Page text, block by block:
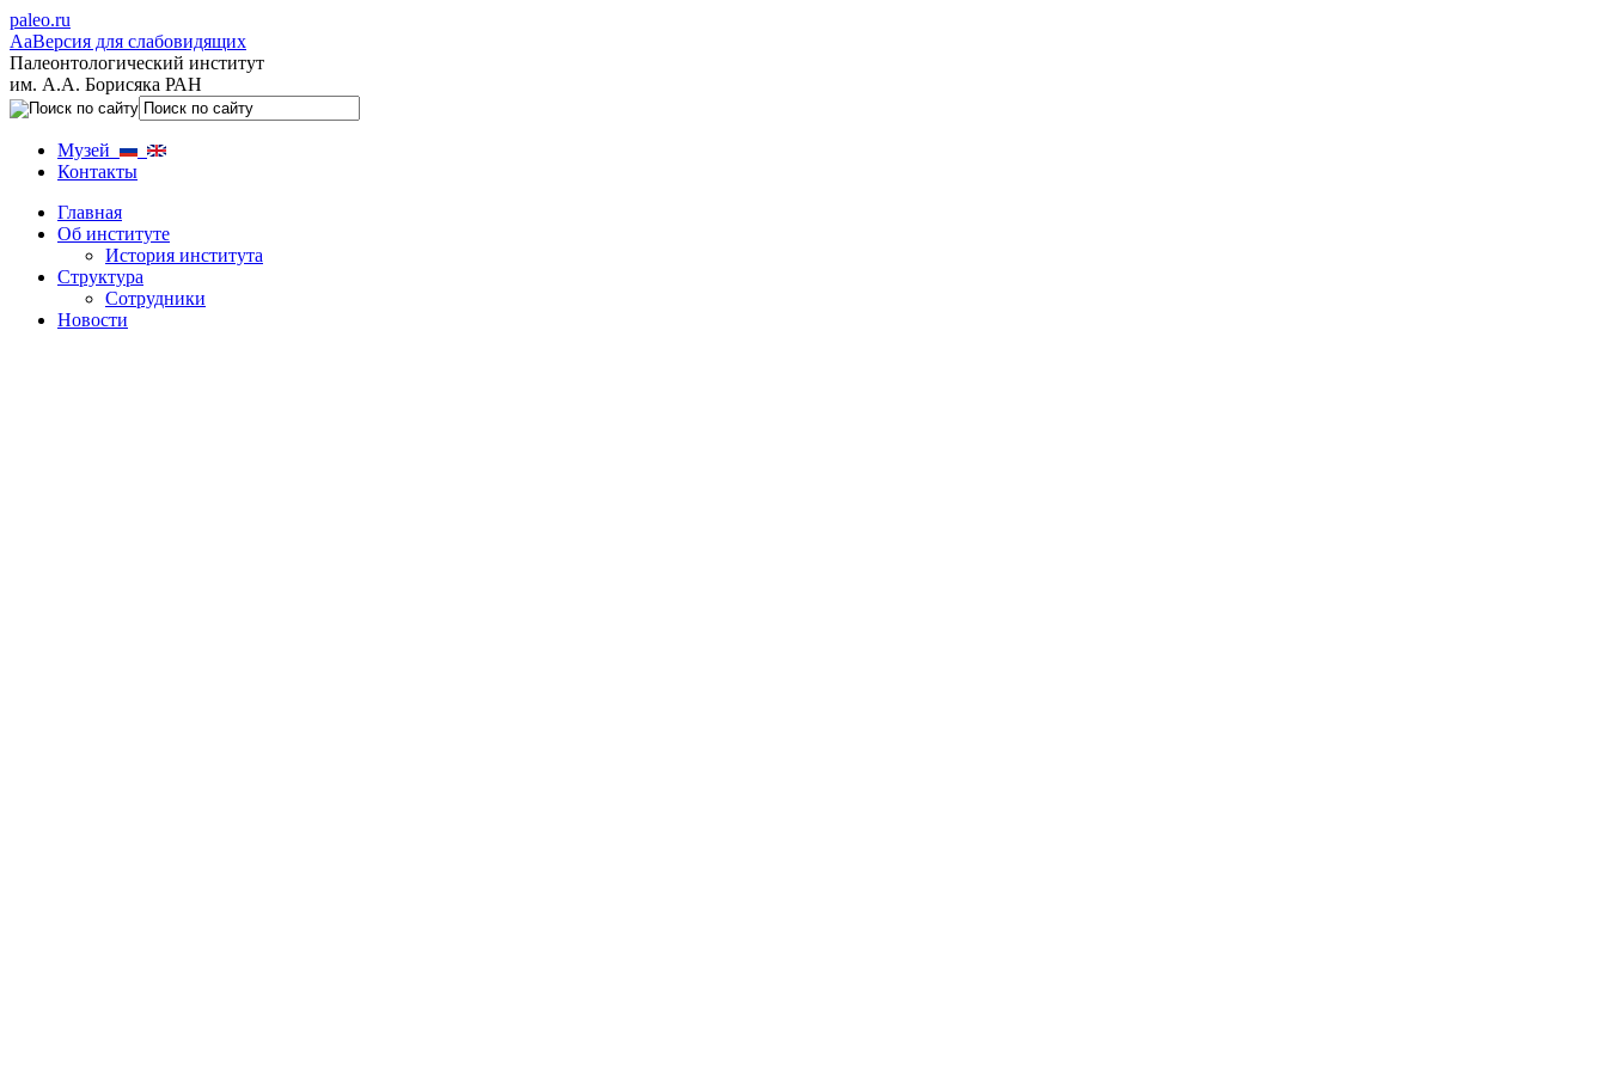
paleo.ru
AaВерсия для слабовидящих
Палеонтологический институт
им. А.А. Борисяка РАН
Музей
Контакты
Главная
Об институте
История института
Структура
Сотрудники
Новости